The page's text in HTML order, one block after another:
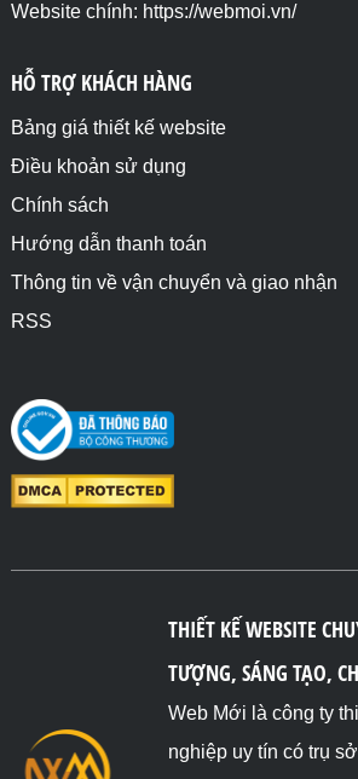
Website chính: https://webmoi.vn/
HỖ TRỢ KHÁCH HÀNG
Bảng giá thiết kế website
Điều khoản sử dụng
Chính sách
Hướng dẫn thanh toán
Thông tin về vận chuyển và giao nhận
RSS
THIẾT KẾ WEBSITE
TƯỢNG, SÁNG TẠO,
Web Mới là công ty
nghiệp uy tín có trụ